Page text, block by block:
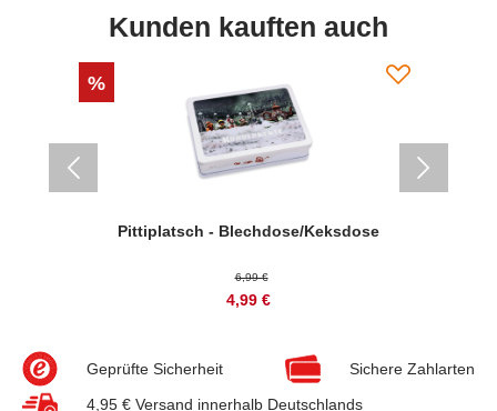
Kunden kauften auch
%
Pittiplatsch - Blechdose/Keksdose
6,99 €
4,99 €
Geprüfte Sicherheit
Sichere Zahlarten
4,95 € Versand innerhalb Deutschlands